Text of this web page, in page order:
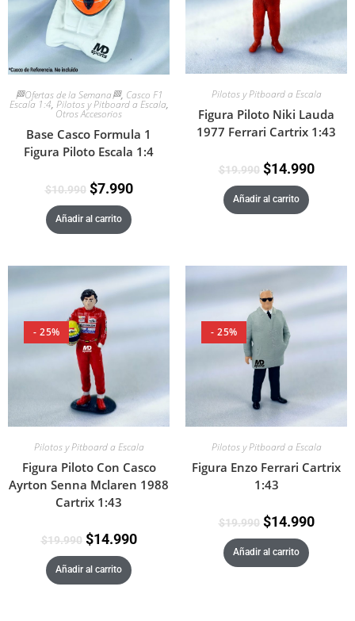
🏁Ofertas de la Semana🏁, Casco F1
Escala 1:4, Pilotos y Pitboard a Escala,
Otros Accesorios
Base Casco Formula 1
Figura Piloto Escala 1:4
$10.990 $7.990
Añadir al carrito
Pilotos y Pitboard a Escala
Figura Piloto Niki Lauda
1977 Ferrari Cartrix 1:43
$19.990 $14.990
Añadir al carrito
- 25%
Pilotos y Pitboard a Escala
Figura Piloto Con Casco
Ayrton Senna Mclaren 1988
Cartrix 1:43
$19.990 $14.990
Añadir al carrito
- 25%
Pilotos y Pitboard a Escala
Figura Enzo Ferrari Cartrix
1:43
$19.990 $14.990
Añadir al carrito